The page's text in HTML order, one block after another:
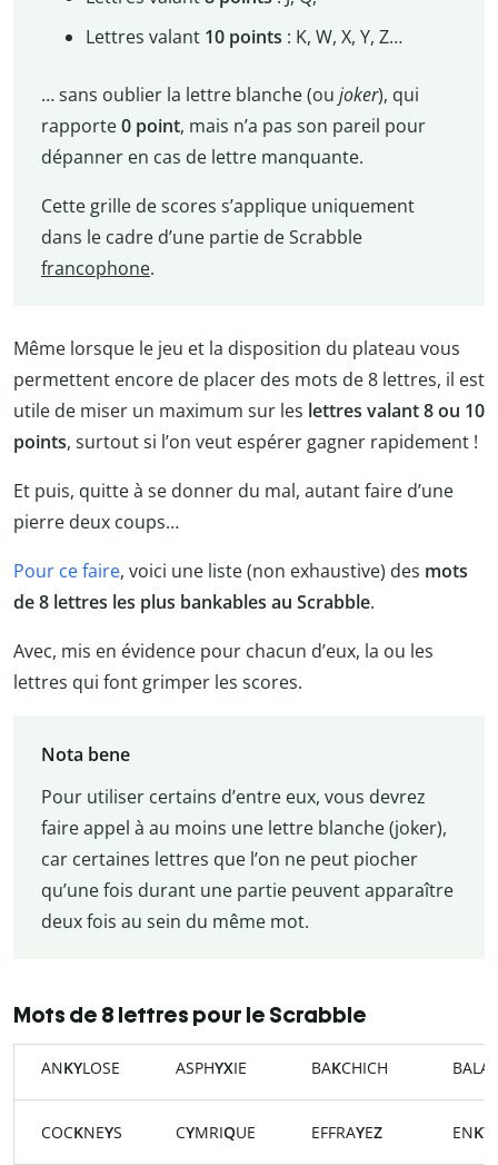
Lettres valant 10 points : K, W, X, Y, Z…
… sans oublier la lettre blanche (ou joker), qui
rapporte0 point, mais n’a pas son pareil pour
dépanner en cas de lettre manquante.
Cette grille de scores s’applique uniquement
dans le cadre d’une partie de Scrabble
francophone.
Même lorsque le jeu et la disposition du plateau vous
permettent encore de placer des mots de 8 lettres, il est
utile de miser un maximum sur les lettres valant 8 ou 10
points, surtout si l’on veut espérer gagner rapidement !
Et puis, quitte à se donner du mal, autant faire d’une
pierre deux coups…
Pour ce faire, voici une liste (non exhaustive) des mots
de 8 lettres les plus bankables au Scrabble.
Avec, mis en évidence pour chacun d’eux, la ou les
lettres qui font grimper les scores.
Nota bene
Pour utiliser certains d’entre eux, vous devrez
faire appel à au moins une lettre blanche (joker),
car certaines lettres que l’on ne peut piocher
qu’une fois durant une partie peuvent apparaître
deux fois au sein du même mot.
Mots de 8 lettres pour le Scrabble
ANKYLOSE ASPHYXIE BAKCHICH BALA
COCKNEYS CYMRIQUE EFFRAYEZ ENKY